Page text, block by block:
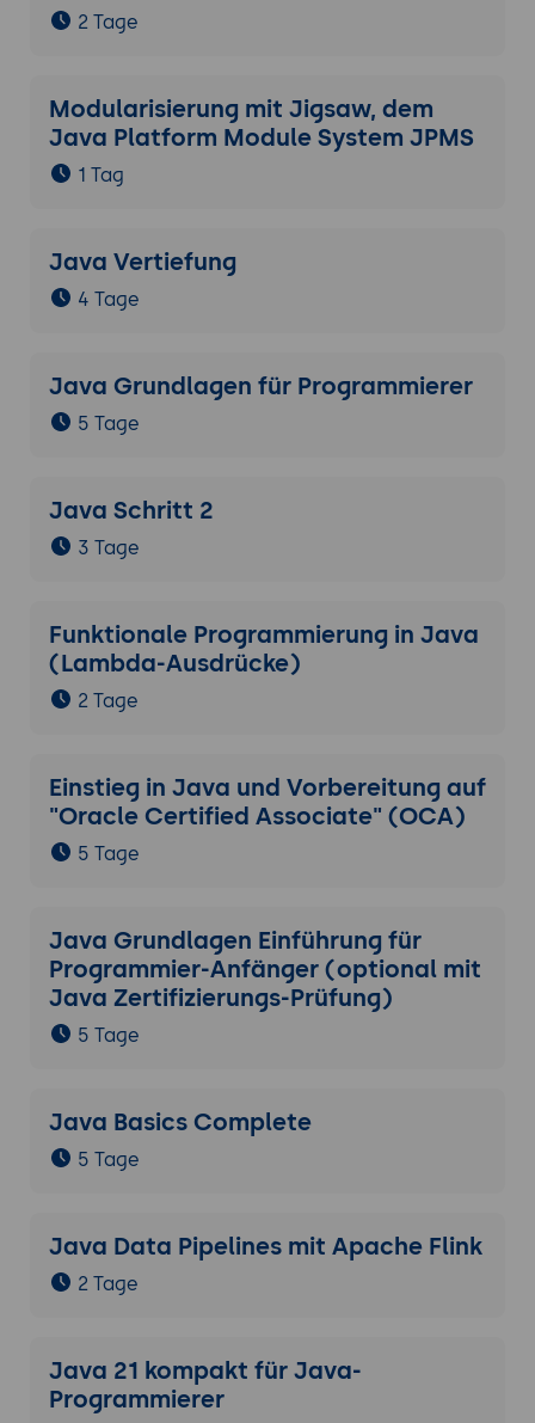
2 Tage
Modularisierung mit Jigsaw, dem
Java Platform Module System JPMS
1 Tag
Java Vertiefung
4 Tage
Java Grundlagen für Programmierer
5 Tage
Java Schritt 2
3 Tage
Funktionale Programmierung in Java
(Lambda-Ausdrücke)
2 Tage
Einstieg in Java und Vorbereitung auf
"Oracle Certified Associate" (OCA)
5 Tage
Java Grundlagen Einführung für
Programmier-Anfänger (optional mit
Java Zertifizierungs-Prüfung)
5 Tage
Java Basics Complete
5 Tage
Java Data Pipelines mit Apache Flink
2 Tage
Java 21 kompakt für Java-
Programmierer